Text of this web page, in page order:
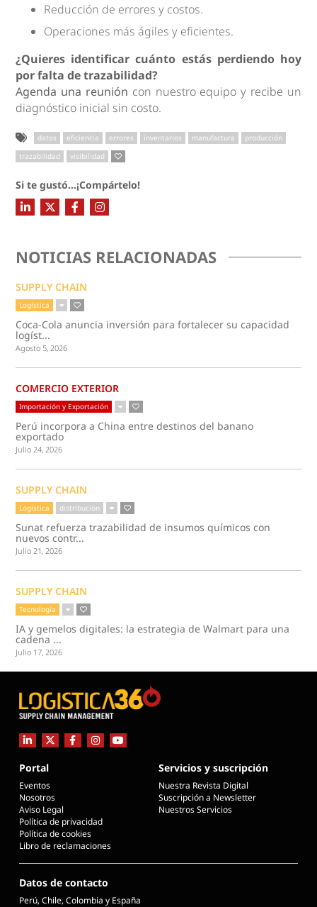
Reducción de errores y costos.
Operaciones más ágiles y eficientes.
¿Quieres identificar cuánto estás perdiendo hoy
por falta de trazabilidad?
Agenda una reunión con nuestro equipo y recibe un
diagnóstico inicial sin costo.
datos eficiencia errores inventarios manufactura
producción
trazabilidad
visibilidad
Si te gustó...¡Compártelo!
NOTICIAS RELACIONADAS
SUPPLY CHAIN
Logística
Coca-Cola anuncia inversión para fortalecer su capacidad
logíst...
Agosto 5, 2026
COMERCIO EXTERIOR
Importación y Exportación
Perú incorpora a China entre destinos del banano
exportado
Julio 24, 2026
SUPPLY CHAIN
Logística distribución
Sunat refuerza trazabilidad de insumos químicos con
nuevos contr...
Julio 21, 2026
SUPPLY CHAIN
Tecnología
IA y gemelos digitales: la estrategia de Walmart para una
cadena ...
Julio 17, 2026
Portal
Eventos
Nosotros
Aviso Legal
Política de privacidad
Política de cookies
Libro de reclamaciones
Servicios y suscripción
Nuestra Revista Digital
Suscripción a Newsletter
Nuestros Servicios
Datos de contacto
Perú, Chile, Colombia y España